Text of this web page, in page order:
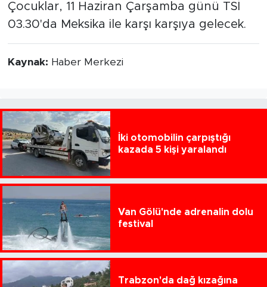
Çocuklar, 11 Haziran Çarşamba günü TSİ
03.30'da Meksika ile karşı karşıya gelecek.
Kaynak: Haber Merkezi
İki otomobilin çarpıştığı
kazada 5 kişi yaralandı
Van Gölü'nde adrenalin dolu
festival
Trabzon'da dağ kızağına